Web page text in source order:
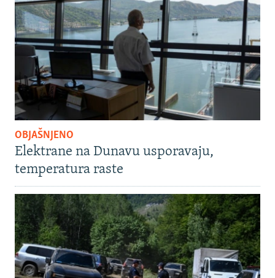
OBJAŠNJENO
Elektrane na Dunavu usporavaju,
temperatura raste